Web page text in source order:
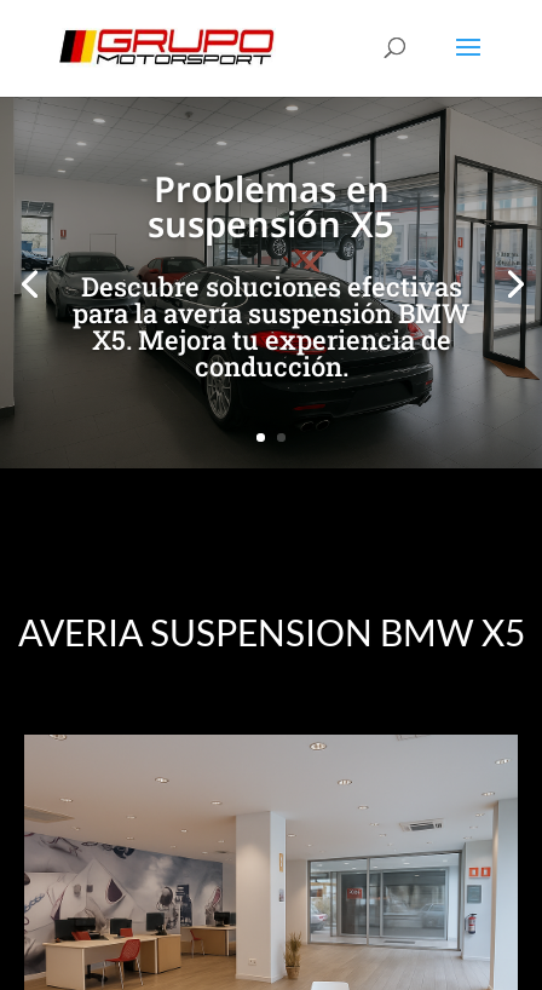
Problemas en
suspensión X5
Descubre soluciones efectivas
para la avería suspensión BMW
X5. Mejora tu experiencia de
conducción.
[/et_pb_slide] [/et_pb_slide]
AVERIA SUSPENSION BMW X5